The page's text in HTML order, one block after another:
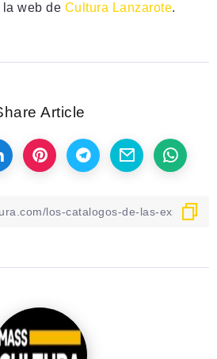
la web de Cultura Lanzarote.
Article